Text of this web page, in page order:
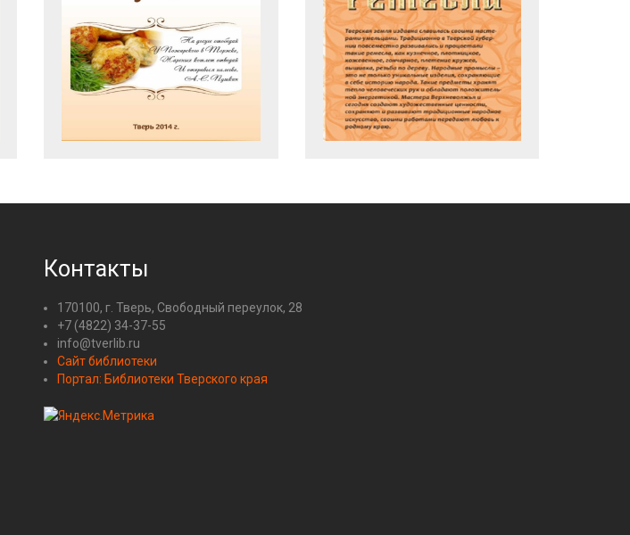
Контакты
170100, г. Тверь, Свободный переулок, 28
+7 (4822) 34-37-55
info@tverlib.ru
Сайт библиотеки
Портал: Библиотеки Тверского края